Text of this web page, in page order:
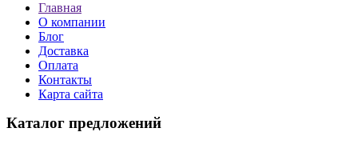
Главная
О компании
Блог
Доставка
Оплата
Контакты
Карта сайта
Каталог предложений